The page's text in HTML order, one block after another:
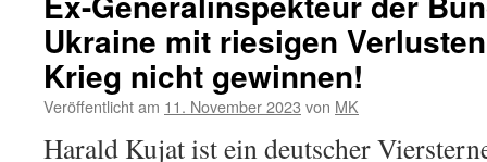
auf
drohenden
Krieg
mit
Russland
vor“
Ukraine mit riesigen
Krieg nicht gewinnen!
Veröffentlicht am 11. November 2023 von MK
Harald Kujat ist ein deutscher